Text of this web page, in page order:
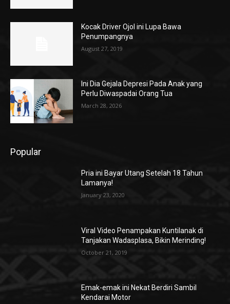
Kocak Driver Ojol ini Lupa Bawa
Penumpangnya
August 27, 2019
Ini Dia Gejala Depresi Pada Anak yang
Perlu Diwaspadai Orang Tua
March 28, 2026
Popular
Pria ini Bayar Utang Setelah 18 Tahun
Lamanya!
January 23, 2020
Viral Video Penampakan Kuntilanak di
Tanjakan Wadasplasa, Bikin Merinding!
October 21, 2019
Emak-emak ini Nekat Berdiri Sambil
Kendarai Motor